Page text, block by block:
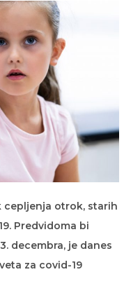
cepljenja otrok, starih
Predvidoma bi
decembra, je danes
za covid-19